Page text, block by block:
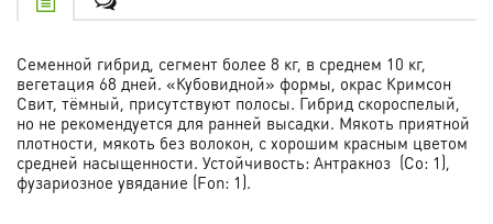
Семенной гибрид, сегмент более 8 кг, в среднем 10 кг,
вегетация 68 дней. «Кубовидной» формы, окрас Кримсон
Свит, тёмный, присутствуют полосы. Гибрид скороспелый,
но не рекомендуется для ранней высадки. Мякоть приятной
плотности, мякоть без волокон, с хорошим красным цветом
средней насыщенности. Устойчивость: Антракноз (Со: 1),
фузариозное увядание (Fon: 1).